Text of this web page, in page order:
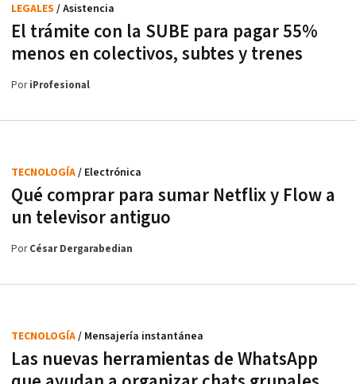
El trámite con la SUBE para pagar 55%
menos en colectivos, subtes y trenes
LEGALES / Asistencia
PoriProfesional
Qué comprar para sumar Netflix y Flow a
un televisor antiguo
TECNOLOGÍA/ Electrónica
PorCésar Dergarabedian
Las nuevas herramientas de WhatsApp
TECNOLOGÍA/ Mensajería instantánea